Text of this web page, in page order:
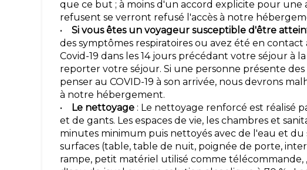
que ce but ; à moins d'un accord explicite pour une
refusent se verront refusé l'accès à notre
• Si vous êtes un voyageur susceptible d'être
des symptômes respiratoires ou avez été en
Covid-19 dans les 14 jours précédant votre séjour à
reporter votre séjour. Si une personne présente
penser au COVID-19 à son arrivée, nous devrons
à notre hébergement.
•
Le nettoyage : Le nettoyage renforcé est réalisé
et de gants. Les espaces de vie, les chambres et
minutes minimum puis nettoyés avec de l'eau et du
surfaces (table, table de nuit, poignée de porte,
rampe, petit matériel utilisé comme télécommande,